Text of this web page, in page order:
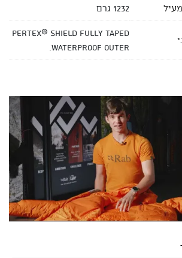
1232 גרם
Pertex® Shield fully taped
waterproof outer.